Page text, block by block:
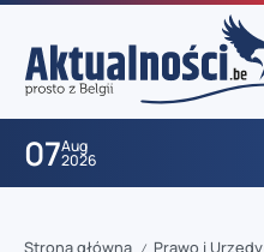
07Aug
2026
Strona główna Prawo i Urzędy